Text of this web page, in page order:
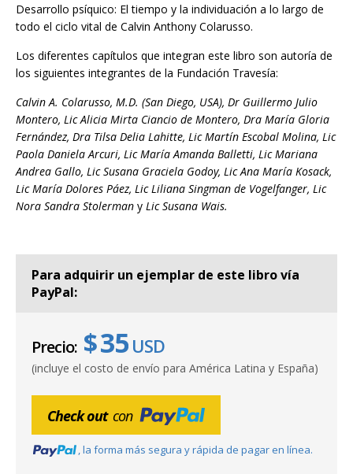
Desarrollo psíquico: El tiempo y la individuación a lo largo de
todo el ciclo vital de Calvin Anthony Colarusso.
Los diferentes capítulos que integran este libro son autoría de
los siguientes integrantes de la Fundación Travesía:
Calvin A. Colarusso, M.D. (San Diego, USA), Dr Guillermo Julio
Montero, Lic Alicia Mirta Ciancio de Montero, Dra María Gloria
Fernández, Dra Tilsa Delia Lahitte, Lic Martín Escobal Molina, Lic
Paola Daniela Arcuri, Lic María Amanda Balletti, Lic Mariana
Andrea Gallo, Lic Susana Graciela Godoy, Lic Ana María Kosack,
Lic María Dolores Páez, Lic Liliana Singman de Vogelfanger, Lic
Nora Sandra Stolerman y Lic Susana Wais.
Para adquirir un ejemplar de este libro vía
PayPal:
Precio: $ USD
(incluye el costo de envío para América Latina y España)
Check out con
, la forma más segura y rápida de pagar en línea.
Asunto: